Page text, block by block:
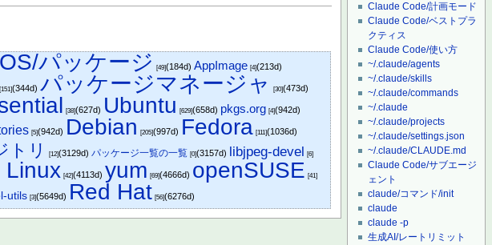
パッケージ [49](184d)AppImage [4](213d)
[151](344d)パッケージマネージャ [30](473d)
[38](627d) Ubuntu [629](658d) pkgs.org [4](942d)
[5](942d) Debian [205](997d) Fedora [111](1036d)
トリ [12](3129d)パッケージ一覧の一覧 [0](3157d) libjpeg-devel [6]
Linux [42](4113d) yum [69](4666d) openSUSE [41]
utils [3](5649d) Red Hat [56](6276d)
Claude Code/計画モード
Claude Code/ベストプラ
クティス
Claude Code/使い方
~/.claude/agents
~/.claude/skills
~/.claude/commands
~/.claude
~/.claude/projects
~/.claude/settings.json
~/.claude/CLAUDE.md
Claude Code/サブエージ
ェント
claude/コマンド/init
claude
claude -p
生成AI/レートリミット